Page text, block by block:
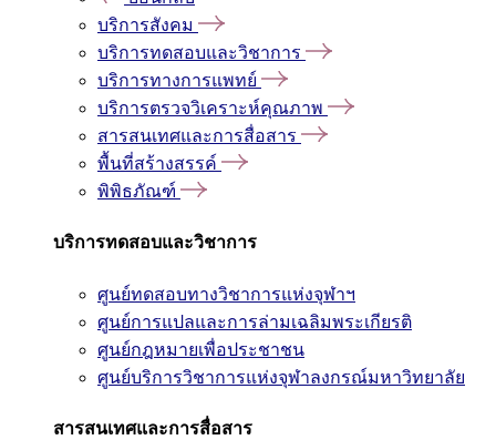
บริการสังคม
บริการทดสอบและวิชาการ
บริการทางการแพทย์
บริการตรวจวิเคราะห์คุณภาพ
สารสนเทศและการสื่อสาร
พื้นที่สร้างสรรค์
พิพิธภัณฑ์
บริการทดสอบและวิชาการ
ศูนย์ทดสอบทางวิชาการแห่งจุฬาฯ
ศูนย์การแปลและการล่ามเฉลิมพระเกียรติ
ศูนย์กฎหมายเพื่อประชาชน
ศูนย์บริการวิชาการแห่งจุฬาลงกรณ์มหาวิทยาลัย
สารสนเทศและการสื่อสาร